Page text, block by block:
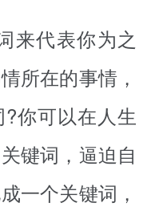
来代表你为之
所在的事情，
你可以在人生
键词，逼迫自
一个关键词，